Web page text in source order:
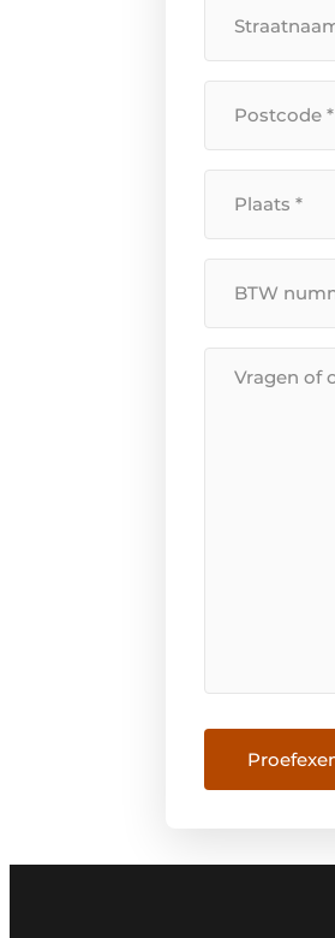
huisnummer
Nummer
*